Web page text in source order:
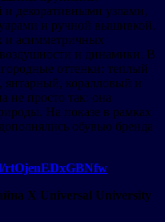
декоративными узлами,
и ручной вышивкой.
и асимметричных
и динамики. В
оттенки: теплый
янтарный, коралловый и
не просто так: она
На показе в рамках
обувью бренда
rtOjenEDxGBNfw
Х Universal University